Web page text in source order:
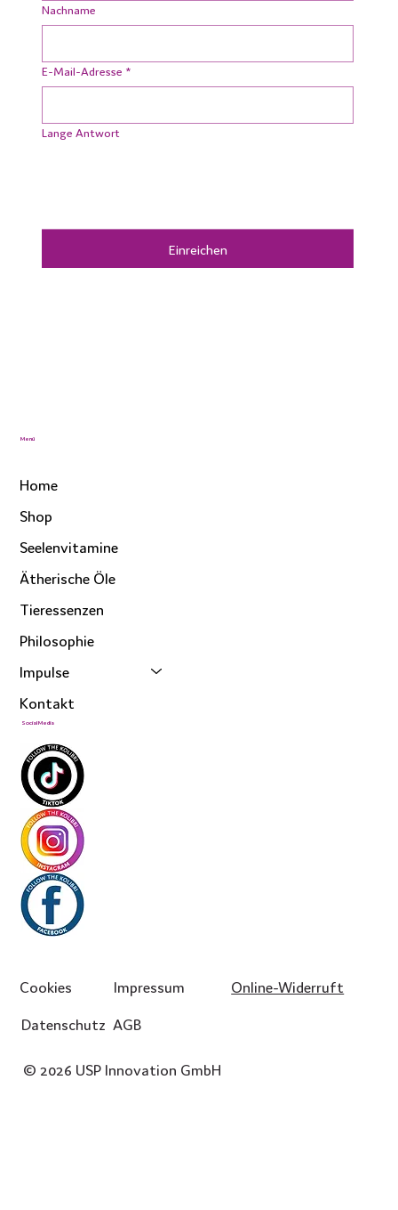
Menü
Home
Shop
Seelenvitamine
Ätherische Öle
Tieressenzen
Philosophie
Impulse
Kontakt
Social Media
Nachname
E-Mail-Adresse *
Lange Antwort
Einreichen
Cookies
Datenschutz
Impressum
AGB
Online-Widerruft
© 2026 USP Innovation GmbH